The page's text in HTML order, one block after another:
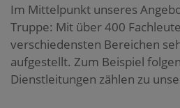
Im Mittelpunkt unseres
Truppe: Mit über 400
verschiedensten Bereichen
aufgestellt. Zum Beispiel
Dienstleitungen zählen zu